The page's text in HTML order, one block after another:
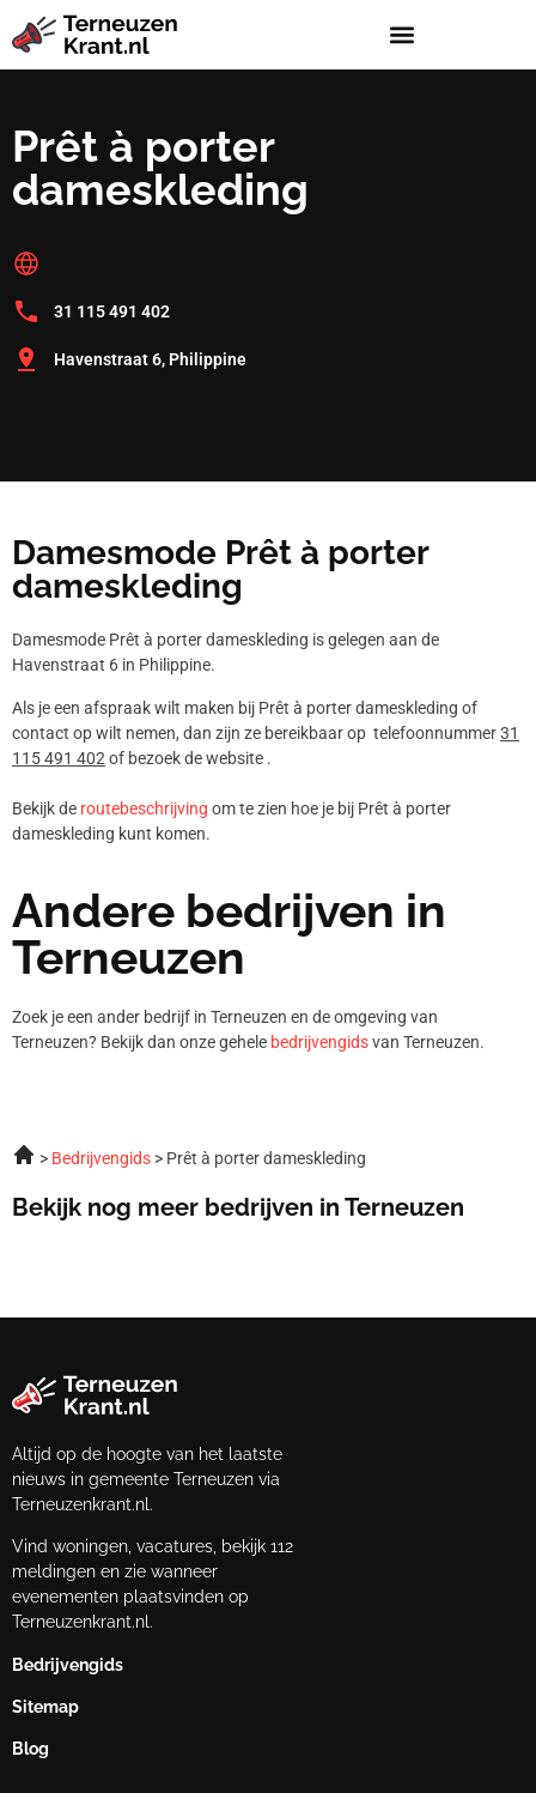
Prêt à porter
dameskleding
31 115 491 402
Havenstraat 6, Philippine
Damesmode Prêt à porter
dameskleding
Damesmode Prêt à porter dameskleding is gelegen aan de
Havenstraat 6 in Philippine.
Als je een afspraak wilt maken bij Prêt à porter dameskleding of
contact op wilt nemen, dan zijn ze bereikbaar op telefoonnummer31
115 491 402 of bezoek de website .
Bekijk de routebeschrijving om te zien hoe je bij Prêt à porter
dameskleding kunt komen.
Andere bedrijven in
Terneuzen
Zoek je een ander bedrijf in Terneuzen en de omgeving van
Terneuzen? Bekijk dan onze gehele bedrijvengidsvan Terneuzen.
Bedrijvengids Prêt à porter dameskleding
Bekijk nog meer bedrijven in Terneuzen
Altijd op de hoogte van het laatste
nieuws in gemeente Terneuzen via
Terneuzenkrant.nl.
Vind woningen, vacatures, bekijk 112
meldingen en zie wanneer
evenementen plaatsvinden op
Terneuzenkrant.nl.
Bedrijvengids
Sitemap
Blog